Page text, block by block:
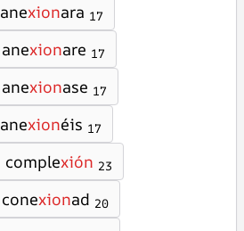
anexionara 17
anexionare 17
anexionase 17
anexionéis 17
complexión 23
conexionad 20